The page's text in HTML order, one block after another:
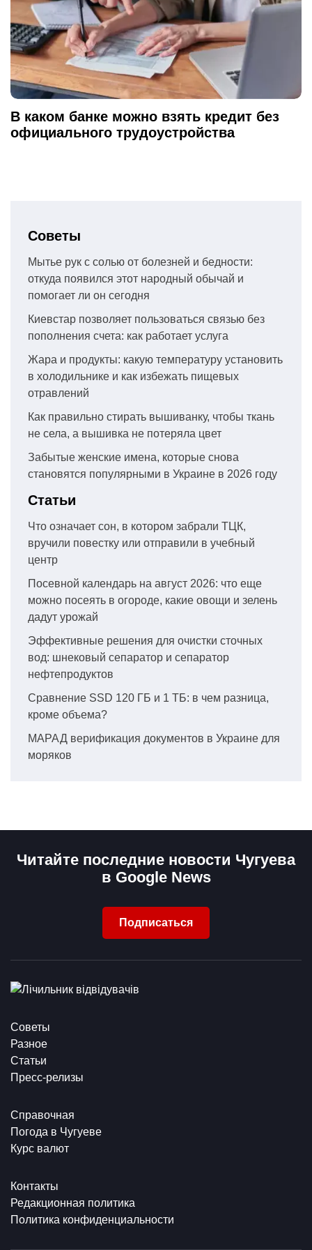
В каком банке можно взять кредит без
официального трудоустройства
Советы
Мытье рук с солью от болезней и бедности:
откуда появился этот народный обычай и
помогает ли он сегодня
Киевстар позволяет пользоваться связью без
пополнения счета: как работает услуга
Жара и продукты: какую температуру установить
в холодильнике и как избежать пищевых
отравлений
Как правильно стирать вышиванку, чтобы ткань
не села, а вышивка не потеряла цвет
Забытые женские имена, которые снова
становятся популярными в Украине в 2026 году
Статьи
Что означает сон, в котором забрали ТЦК,
вручили повестку или отправили в учебный
центр
Посевной календарь на август 2026: что еще
можно посеять в огороде, какие овощи и зелень
дадут урожай
Эффективные решения для очистки сточных
вод: шнековый сепаратор и сепаратор
нефтепродуктов
Сравнение SSD 120 ГБ и 1 ТБ: в чем разница,
кроме объема?
МАРАД верификация документов в Украине для
моряков
Читайте последние новости Чугуева
в Google News
Подписаться
Советы
Разное
Статьи
Пресс-релизы
Справочная
Погода в Чугуеве
Курс валют
Контакты
Редакционная политика
Политика конфиденциальности